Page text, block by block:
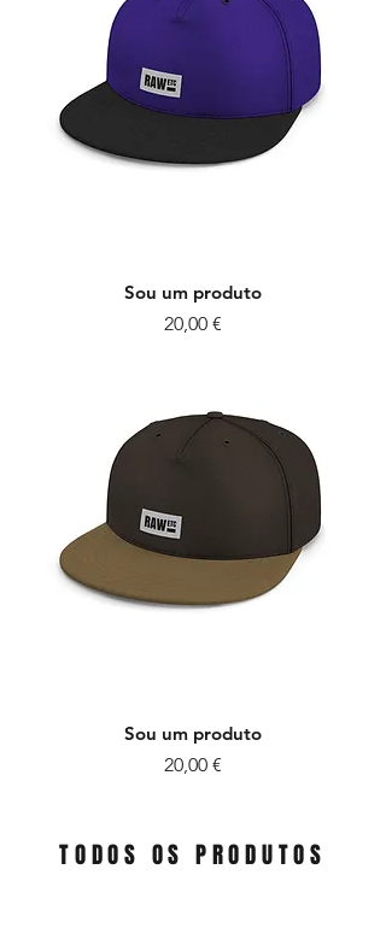
Sou um produto
Preço
20,00 €
Sou um produto
Preço
20,00 €
TODOS OS PRODUTOS